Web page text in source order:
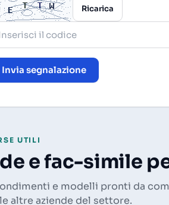
Ricarica
Invia segnalazione
UTILI
e fac-simile
e modelli pronti da
altre aziende del settore.